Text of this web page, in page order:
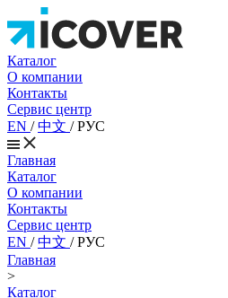
Каталог
О компании
Контакты
Сервис центр
EN /中文 /РУС
Главная
Каталог
О компании
Контакты
Сервис центр
EN /中文 /РУС
Главная
>
Каталог